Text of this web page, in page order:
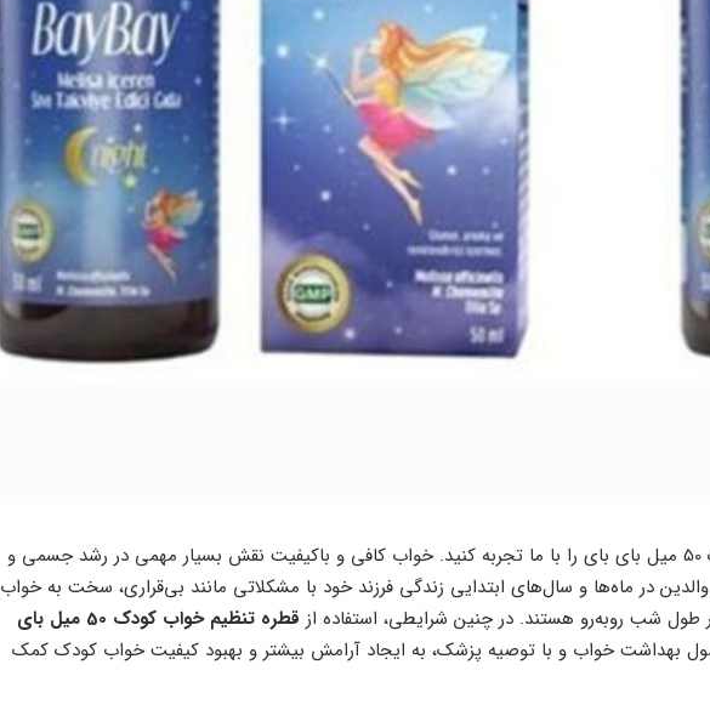
خرید قطره تنظیم خواب کودک 50 میل بای بای را با ما تجربه کنید. خواب کافی و باکیفیت نقش بسیار مهمی در رشد جسمی و
در ماه‌ها و سال‌های ابتدایی زندگی فرزند خود با مشکلاتی مانند بی‌قراری، سخت به خواب
طول شب روبه‌رو هستند. در چنین شرایطی، استفاده از
قطره تنظیم خواب کودک 50 میل بای
بهداشت خواب و با توصیه پزشک، به ایجاد آرامش بیشتر و بهبود کیفیت خواب کودک کمک